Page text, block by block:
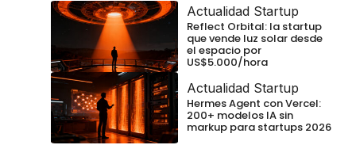
Actualidad Startup
Reflect Orbital: la startup
que vende luz solar desde
el espacio por
US$5.000/hora
Actualidad Startup
Hermes Agent con Vercel:
200+ modelos IA sin
markup para startups 2026